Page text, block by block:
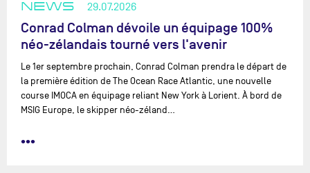
NEWS 29.07.2026
Conrad Colman dévoile un équipage 100%
néo-zélandais tourné vers l'avenir
Le 1er septembre prochain, Conrad Colman prendra le départ de
la première édition de The Ocean Race Atlantic, une nouvelle
course IMOCA en équipage reliant New York à Lorient. À bord de
MSIG Europe, le skipper néo-zéland…
•••